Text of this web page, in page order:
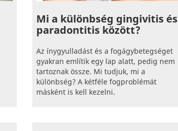
Mi a különbség gingivitis és
paradontitis között?
Az ínygyulladást és a fogágybetegséget
gyakran említik egy lap alatt, pedig nem
tartoznak össze. Mi tudjuk, mi a
különbség? A kétféle fogproblémát
másként is kell kezelni.